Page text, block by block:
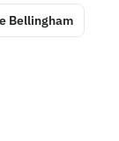
Bellingham